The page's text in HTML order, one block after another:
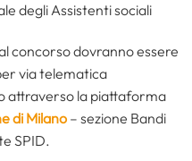
degli Assistenti sociali
concorso dovranno essere
via telematica
attraverso la piattaforma
di Milano – sezione Bandi
SPID.